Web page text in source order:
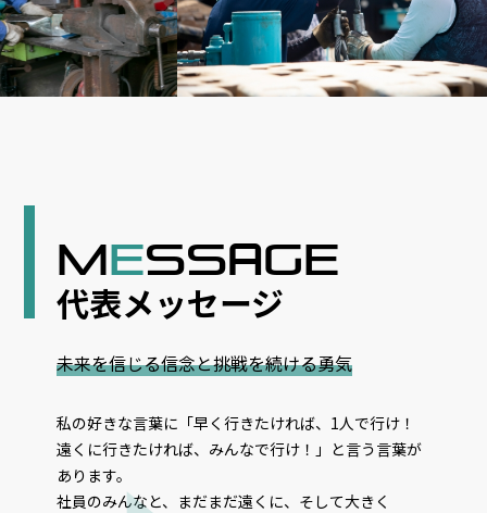
MESSAGE
代表メッセージ
未来を信じる信念と挑戦を続ける勇気
私の好きな言葉に「早く行きたければ、1人で行け！
遠くに行きたければ、みんなで行け！」と言う言葉が
あります。
社員のみんなと、まだまだ遠くに、そして大きく